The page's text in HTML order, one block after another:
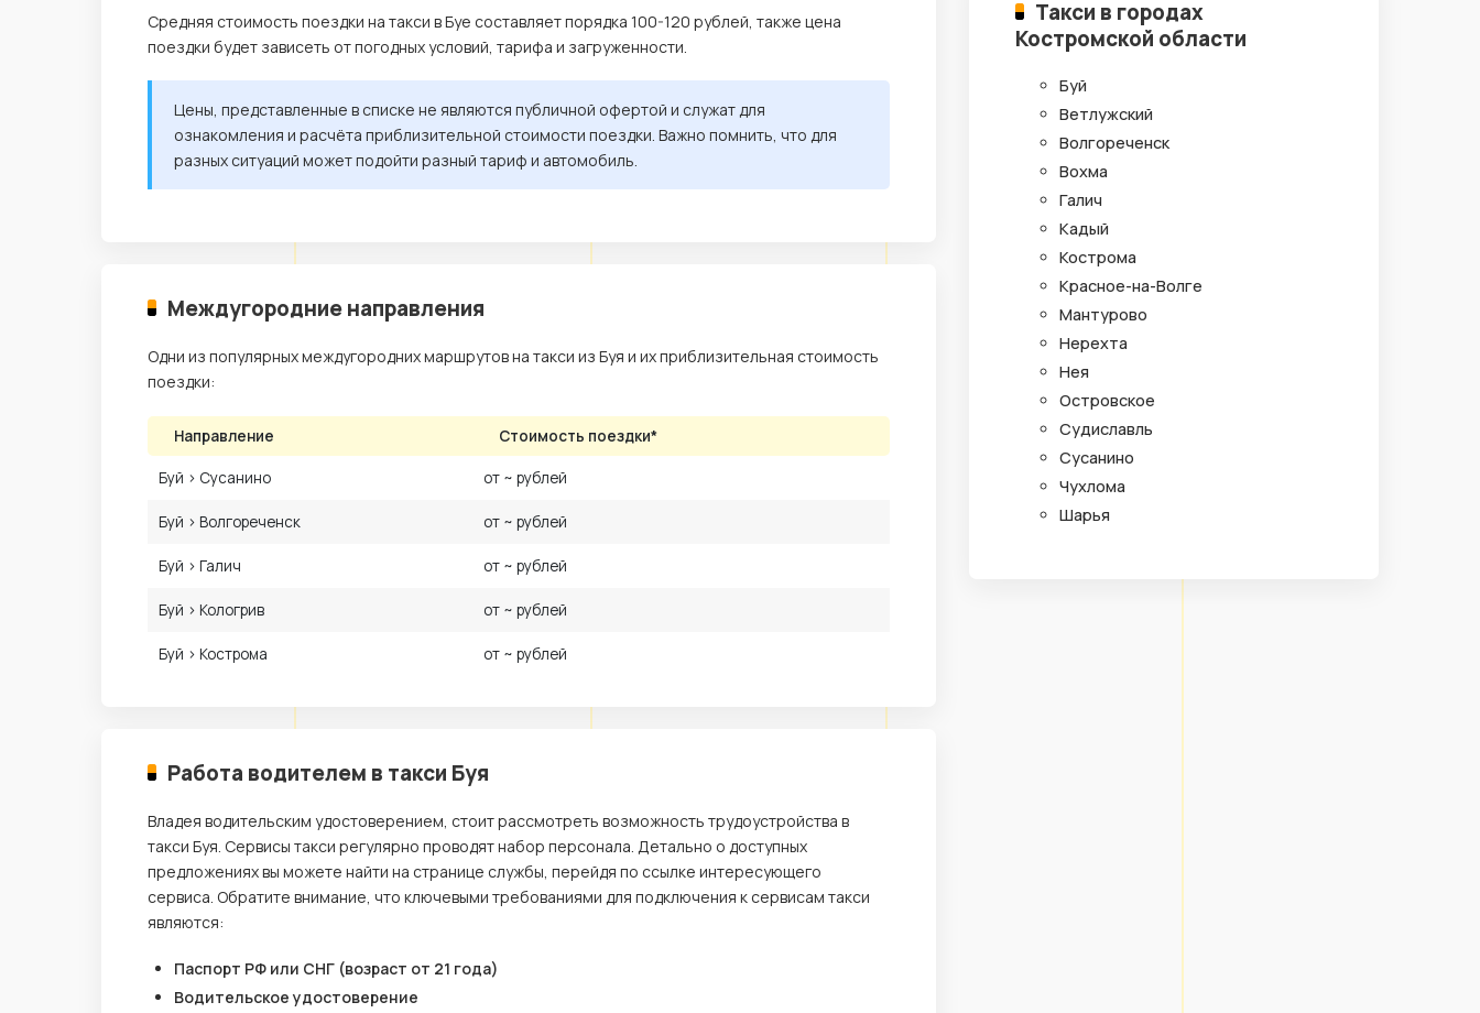
Средняя стоимость поездки на такси в Буе составляет порядка 100-120 рублей, также цена
поездки будет зависеть от погодных условий, тарифа и загруженности.
Цены, представленные в списке не являются публичной офертой и служат для
ознакомления и расчёта приблизительной стоимости поездки. Важно помнить, что для
разных ситуаций может подойти разный тариф и автомобиль.
Междугородние направления
Одни из популярных междугородних маршрутов на такси из Буя и их приблизительная стоимость
поездки:
Направление Стоимость поездки*
Буй › Сусанино от ~ рублей
Буй › Волгореченск от ~ рублей
Буй › Галич от ~ рублей
Буй › Кологрив от ~ рублей
Буй › Кострома от ~ рублей
Работа водителем в такси Буя
Владея водительским удостоверением, стоит рассмотреть возможность трудоустройства в
такси Буя. Сервисы такси регулярно проводят набор персонала. Детально о доступных
предложениях вы можете найти на странице службы, перейдя по ссылке интересующего
сервиса. Обратите внимание, что ключевыми требованиями для подключения к сервисам такси
являются:
Паспорт РФ или СНГ (возраст от 21 года)
Водительское удостоверение
Такси в городах
Костромской области
Буй
Ветлужский
Волгореченск
Вохма
Галич
Кадый
Кострома
Красное-на-Волге
Мантурово
Нерехта
Нея
Островское
Судиславль
Сусанино
Чухлома
Шарья